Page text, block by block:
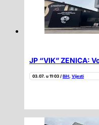
JP “VIK” ZENICA:
03.07. u 11:03 / BiH, Vijesti